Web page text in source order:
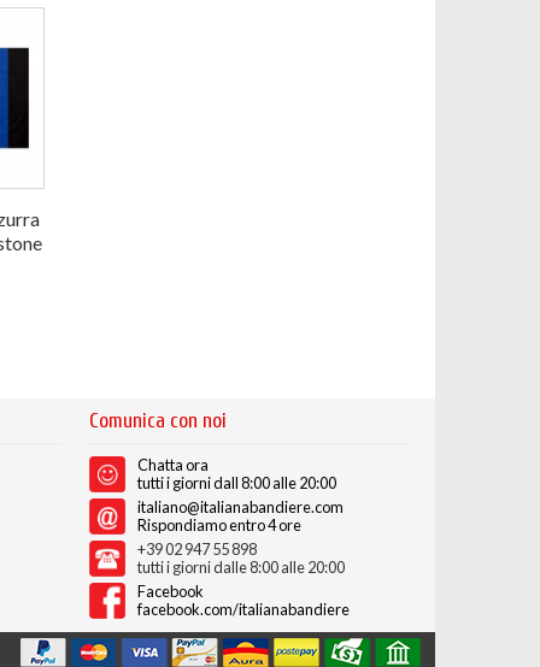
Comunica con noi
Chatta ora
tutti i giorni dall 8:00 alle 20:00
italiano@italianabandiere.com
Rispondiamo entro 4 ore
+39 02 947 55 898
tutti i giorni dalle 8:00 alle 20:00
Facebook
facebook.com/italianabandiere